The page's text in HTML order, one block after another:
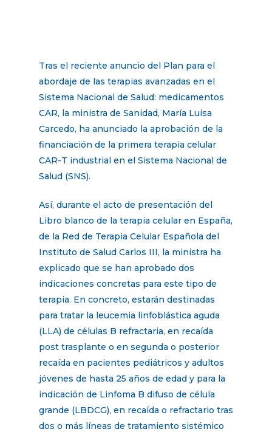
Tras el reciente anuncio del Plan para el
abordaje de las terapias avanzadas en el
Sistema Nacional de Salud: medicamentos
CAR, la ministra de Sanidad, María Luisa
Carcedo, ha anunciado la aprobación de la
financiación de la primera terapia celular
CAR-T industrial en el Sistema Nacional de
Salud (SNS).
Así, durante el acto de presentación del
Libro blanco de la terapia celular en España,
de la Red de Terapia Celular Española del
Instituto de Salud Carlos III, la ministra ha
explicado que se han aprobado dos
indicaciones concretas para este tipo de
terapia. En concreto, estarán destinadas
para tratar la leucemia linfoblástica aguda
(LLA) de células B refractaria, en recaída
post trasplante o en segunda o posterior
recaída en pacientes pediátricos y adultos
jóvenes de hasta 25 años de edad y para la
indicación de Linfoma B difuso de célula
grande (LBDCG), en recaída o refractario tras
dos o más líneas de tratamiento sistémico